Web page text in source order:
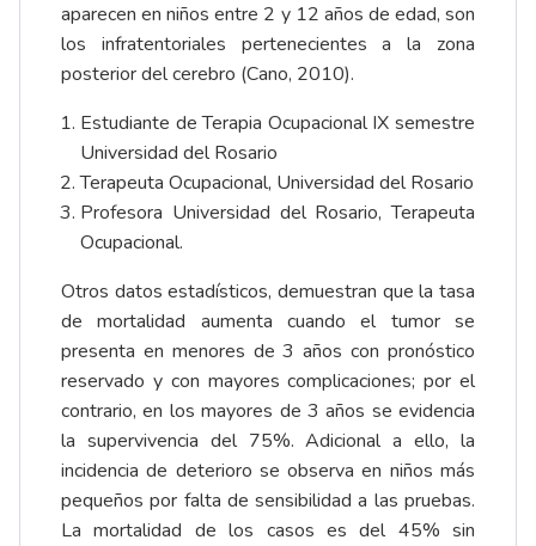
aparecen en niños entre 2 y 12 años de edad, son
los infratentoriales pertenecientes a la zona
posterior del cerebro (Cano, 2010).
Estudiante de Terapia Ocupacional IX semestre
Universidad del Rosario
Terapeuta Ocupacional, Universidad del Rosario
Profesora Universidad del Rosario, Terapeuta
Ocupacional.
Otros datos estadísticos, demuestran que la tasa
de mortalidad aumenta cuando el tumor se
presenta en menores de 3 años con pronóstico
reservado y con mayores complicaciones; por el
contrario, en los mayores de 3 años se evidencia
la supervivencia del 75%. Adicional a ello, la
incidencia de deterioro se observa en niños más
pequeños por falta de sensibilidad a las pruebas.
La mortalidad de los casos es del 45% sin